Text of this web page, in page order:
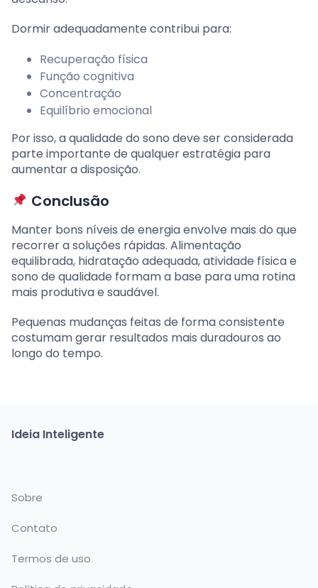
Dormir adequadamente contribui para:
Recuperação física
Função cognitiva
Concentração
Equilíbrio emocional
Por isso, a qualidade do sono deve ser considerada
parte importante de qualquer estratégia para
aumentar a disposição.
Conclusão
Manter bons níveis de energia envolve mais do que
recorrer a soluções rápidas. Alimentação
equilibrada, hidratação adequada, atividade física e
sono de qualidade formam a base para uma rotina
mais produtiva e saudável.
Pequenas mudanças feitas de forma consistente
costumam gerar resultados mais duradouros ao
longo do tempo.
Ideia Inteligente
Sobre
Contato
Termos de uso